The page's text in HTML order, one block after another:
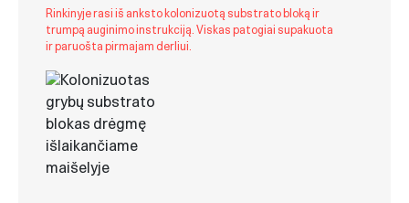
Rinkinyje rasi iš anksto kolonizuotą substrato bloką ir
trumpą auginimo instrukciją. Viskas patogiai supakuota
ir paruošta pirmajam derliui.